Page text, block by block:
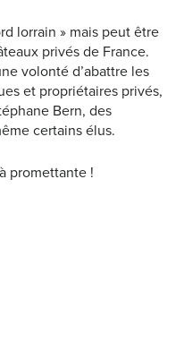
lorrain » mais peut être
privés de France.
volonté d’abattre les
et propriétaires privés,
Bern, des
certains élus.
promettante !